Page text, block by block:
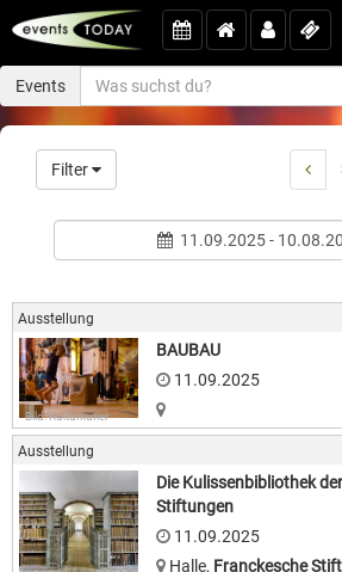
Events
Filter
11.09.2025 -
Ausstellung
Bild: Kulturkurier
BAUBAU
11.09.2025
Ausstellung
Die Kulissenbibliothek
Stiftungen
11.09.2025
Halle, Franckesche